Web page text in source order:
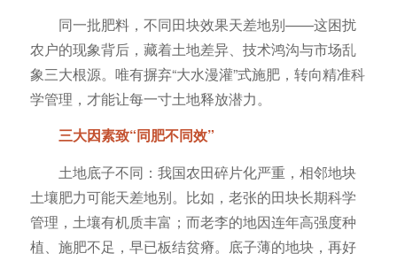
同一批肥料，不同田块效果天差地别——这困扰
农户的现象背后，藏着土地差异、技术鸿沟与市场乱
象三大根源。唯有摒弃“大水漫灌”式施肥，转向精准科
学管理，才能让每一寸土地释放潜力。
三大因素致“同肥不同效”
土地底子不同：我国农田碎片化严重，相邻地块
土壤肥力可能天差地别。比如，老张的田块长期科学
管理，土壤有机质丰富；而老李的地因连年高强度种
植、施肥不足，早已板结贫瘠。底子薄的地块，再好